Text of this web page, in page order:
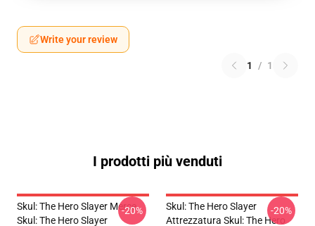
Write your review
1 / 1
I prodotti più venduti
Skul: The Hero Slayer Merce
Skul: The Hero Slayer
-20%
Skul: The Hero Slayer
Attrezzatura Skul: The Hero
-20%